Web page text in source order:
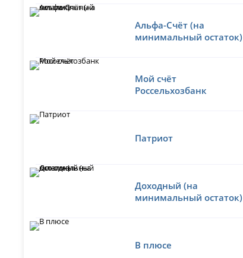
Альфа-Счёт (на
минимальный остаток)
Мой счёт
Россельхозбанк
Патриот
Доходный (на
минимальный остаток)
В плюсе